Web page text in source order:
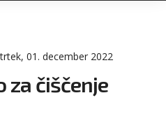
01. december 2022
za čiščenje